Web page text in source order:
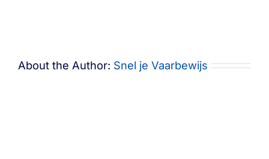
About the Author: Snel je Vaarbewijs